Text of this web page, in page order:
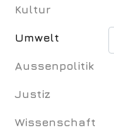
Kultur
Umwelt
Aussenpolitik
Justiz
Wissenschaft